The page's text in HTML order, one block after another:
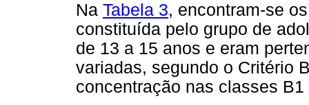
Na Tabela 3, encontram-se
constituída pelo grupo de
de 13 a 15 anos e eram
variadas, segundo o Critério
concentração nas classes B1